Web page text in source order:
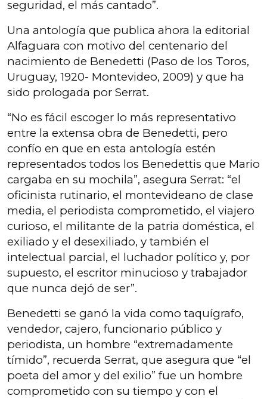
seguridad, el más cantado”.
Una antología que publica ahora la editorial
Alfaguara con motivo del centenario del
nacimiento de Benedetti (Paso de los Toros,
Uruguay, 1920- Montevideo, 2009) y que ha
sido prologada por Serrat.
“No es fácil escoger lo más representativo
entre la extensa obra de Benedetti, pero
confío en que en esta antología estén
representados todos los Benedettis que Mario
cargaba en su mochila”, asegura Serrat: “el
oficinista rutinario, el montevideano de clase
media, el periodista comprometido, el viajero
curioso, el militante de la patria doméstica, el
exiliado y el desexiliado, y también el
intelectual parcial, el luchador político y, por
supuesto, el escritor minucioso y trabajador
que nunca dejó de ser”.
Benedetti se ganó la vida como taquígrafo,
vendedor, cajero, funcionario público y
periodista, un hombre “extremadamente
tímido”, recuerda Serrat, que asegura que “el
poeta del amor y del exilio” fue un hombre
comprometido con su tiempo y con el